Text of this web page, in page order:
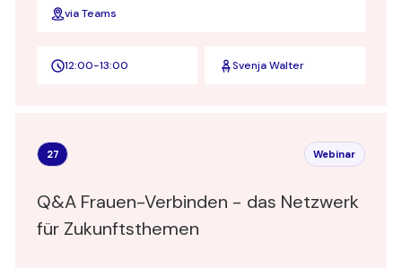
via Teams
12:00-13:00 Svenja Walter
27 Webinar
Q&A Frauen-Verbinden - das Netzwerk
für Zukunftsthemen